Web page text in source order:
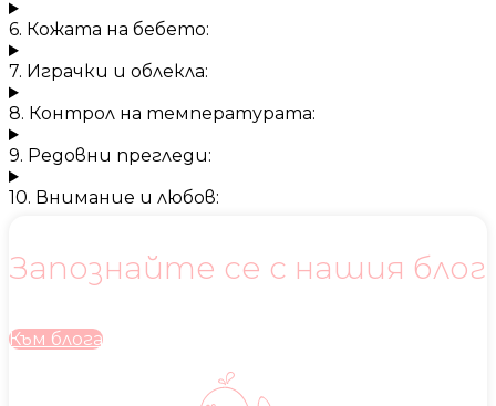
6. Кожата на бебето:
7. Играчки и облекла:
8. Контрол на температурата:
9. Редовни прегледи:
10. Внимание и любов:
Запознайте се с нашия блог
Към блога